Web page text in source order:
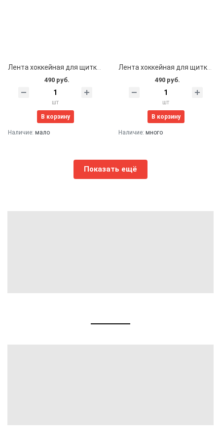
490 руб.
шт
В корзину
Наличие: мало
490 руб.
шт
В корзину
Наличие: много
Показать ещё